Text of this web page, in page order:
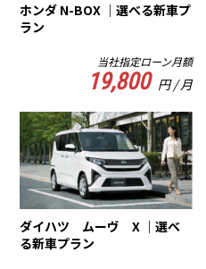
ホンダ N-BOX ｜選べる新車プ
ラン
当社指定ローン月額
19,800 円 / 月
ダイハツ ムーヴ X ｜選べ
る新車プラン